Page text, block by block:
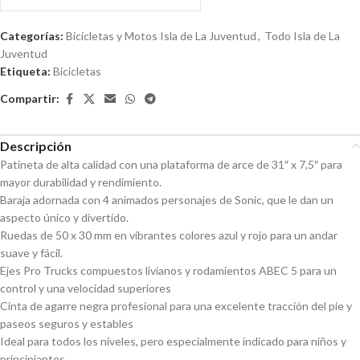
0
Categorías: Bicicletas y Motos Isla de La Juventud, Todo Isla de La
Juventud
Etiqueta: Bicicletas
Compartir:
Descripción
Patineta de alta calidad con una plataforma de arce de 31″ x 7,5″ para
mayor durabilidad y rendimiento.
Baraja adornada con 4 animados personajes de Sonic, que le dan un
aspecto único y divertido.
Ruedas de 50 x 30 mm en vibrantes colores azul y rojo para un andar
suave y fácil.
Ejes Pro Trucks compuestos livianos y rodamientos ABEC 5 para un
control y una velocidad superiores
Cinta de agarre negra profesional para una excelente tracción del pie y
paseos seguros y estables
Ideal para todos los niveles, pero especialmente indicado para niños y